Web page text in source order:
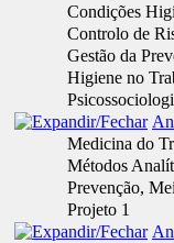
Condições
Controlo de
Gestão da
Higiene no
Medicina do
Métodos
Prevenção,
Projeto 1